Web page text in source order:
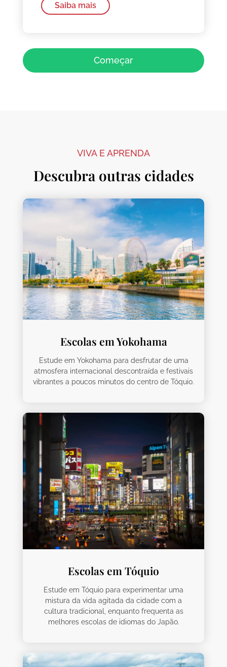
Saiba mais
Começar
VIVA E APRENDA
Descubra outras cidades
Escolas em Yokohama
Estude em Yokohama para desfrutar de uma
atmosfera internacional descontraída e festivais
vibrantes a poucos minutos do centro de Tóquio.
Escolas em Tóquio
Estude em Tóquio para experimentar uma
mistura da vida agitada da cidade com a
cultura tradicional, enquanto frequenta as
melhores escolas de idiomas do Japão.